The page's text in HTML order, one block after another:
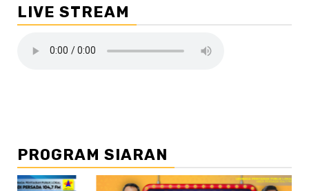
LIVE STREAM
PROGRAM SIARAN